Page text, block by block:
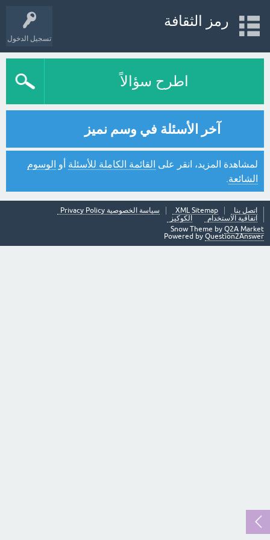
تسجيل الدخول
رمز الثقافة
اطرح سؤالاً
آخر الأسئلة في وسم نميز
لمشاهدة المزيد، انقر على القائمة الكاملة للأسئلة أو الوسوم
الشائعة
اتصل بنا XML Sitemap
سياسة الخصوصية Privacy Policy
اتفاقية الاستخدام
الكوكيز
Snow Theme by Q2A Market
Powered by Question2Answer